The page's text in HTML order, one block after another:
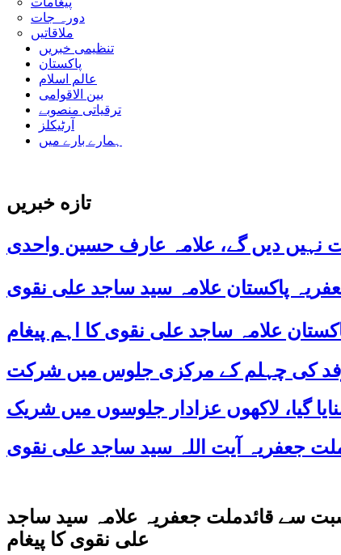
دورہ جات
ملاقاتیں
تنظیمی خبریں
پاکستان
عالم اسلام
بین الاقوامی
ترقیاتی منصوبے
آرٹیکلز
ہمارے بارے میں
تازه خبریں
دیں گے، علامہ عارف حسین واحدی
پاکستان علامہ سید ساجد علی نقوی
وفد کی چہلم کے مرکزی جلوس میں شرکت
السلام کے یوم شہادت (21 رمضان المبارک 1436 ھ )کی مناسبت سے قائدملت جعفریہ علامہ سید ساجد
علی نقوی کا پیغام